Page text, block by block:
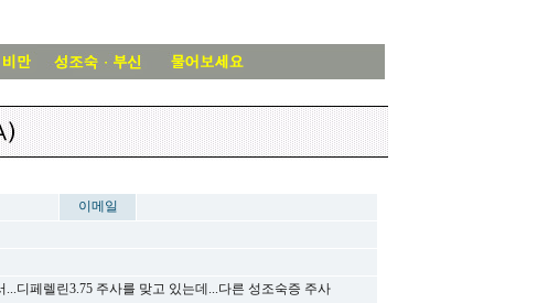
이메일
디페렐린3.75 주사를 맞고 있는데...다른 성조숙증 주사